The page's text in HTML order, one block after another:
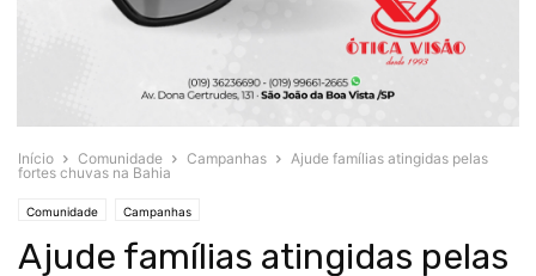
Início Comunidade Campanhas
Ajude famílias atingidas pelas
fortes chuvas na Bahia
Comunidade Campanhas
Ajude famílias atingidas pelas